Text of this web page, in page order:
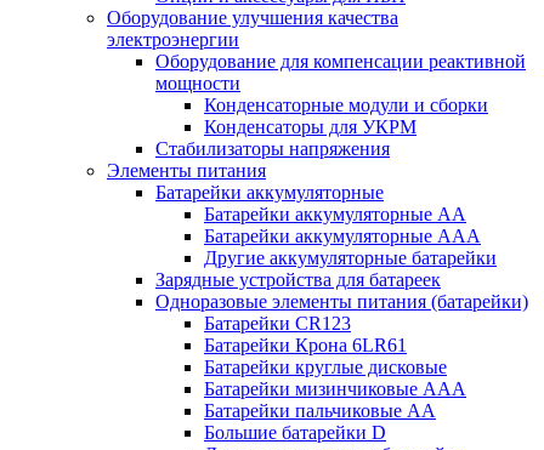
Оборудование улучшения качества
электроэнергии
Оборудование для компенсации реактивной
мощности
Конденсаторные модули и сборки
Конденсаторы для УКРМ
Стабилизаторы напряжения
Элементы питания
Батарейки аккумуляторные
Батарейки аккумуляторные АА
Батарейки аккумуляторные ААА
Другие аккумуляторные батарейки
Зарядные устройства для батареек
Одноразовые элементы питания (батарейки)
Батарейки CR123
Батарейки Крона 6LR61
Батарейки круглые дисковые
Батарейки мизинчиковые ААА
Батарейки пальчиковые АА
Большие батарейки D